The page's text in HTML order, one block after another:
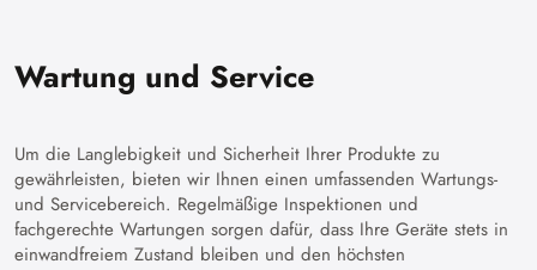
Wartung und Service
Um die Langlebigkeit und Sicherheit Ihrer Produkte zu
gewährleisten, bieten wir Ihnen einen umfassenden Wartungs-
und Servicebereich. Regelmäßige Inspektionen und
fachgerechte Wartungen sorgen dafür, dass Ihre Geräte stets in
einwandfreiem Zustand bleiben und den höchsten